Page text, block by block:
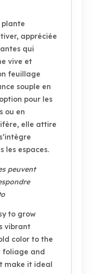
plante
appréciée
qui
vive et
feuillage
souple en
pour les
ou en
elle attire
les espaces.
peuvent
to grow
vibrant
color to the
foliage and
make it ideal